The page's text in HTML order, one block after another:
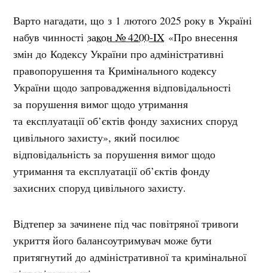
Варто нагадати, що з 1 лютого 2025 року в Україні
набув чинностізакон № 4200-IX «Про внесення
змін до Кодексу України про адміністративні
правопорушення та Кримінального кодексу
України щодо запровадження відповідальності
за порушення вимог щодо утримання
та експлуатації об’єктів фонду захисних споруд
цивільного захисту», який посилює
відповідальність за порушення вимог щодо
утримання та експлуатації об’єктів фонду
захисних споруд цивільного захисту.
Відтепер за зачинене під час повітряної тривоги
укриття його балансоутримувач може бути
притягнутий до адміністративної та кримінальної